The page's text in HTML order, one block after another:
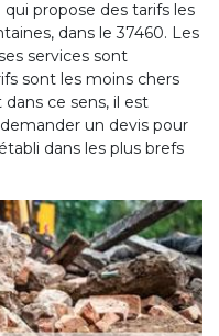
propose des tarifs les
dans le 37460. Les
services sont
sont les moins chers
ce sens, il est
un devis pour
dans les plus brefs